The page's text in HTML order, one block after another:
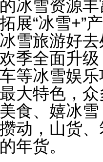
雪资源丰
展“冰雪+”
雪旅游好
季全面升
等冰雪娱
大特色，
食、嬉冰
动，山货
年货。